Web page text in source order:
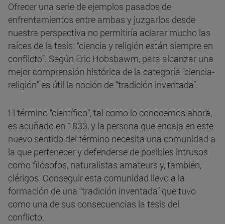
Ofrecer una serie de ejemplos pasados de
enfrentamientos entre ambas y juzgarlos desde
nuestra perspectiva no permitiría aclarar mucho las
raíces de la tesis: “ciencia y religión están siempre en
conflicto”. Según Eric Hobsbawm, para alcanzar una
mejor comprensión histórica de la categoría “ciencia-
religión” es útil la noción de “tradición inventada”.
El término “científico”, tal como lo conocemos ahora,
es acuñado en 1833, y la persona que encaja en este
nuevo sentido del término necesita una comunidad a
la que pertenecer y defenderse de posibles intrusos
como filósofos, naturalistas amateurs y, también,
clérigos. Conseguir esta comunidad llevo a la
formación de una “tradición inventada” que tuvo
como una de sus consecuencias la tesis del
conflicto.